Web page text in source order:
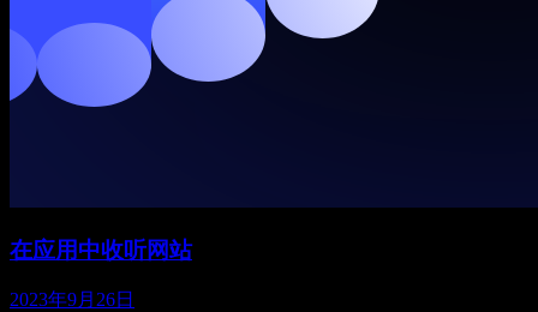
在应用中收听网站
2023年9月26日